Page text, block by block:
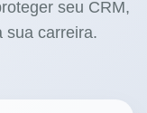
seu CRM,
sua carreira.